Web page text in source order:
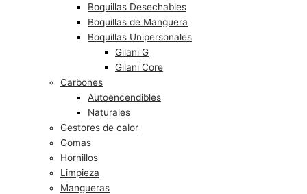
Boquillas Desechables
Boquillas de Manguera
Boquillas Unipersonales
Gilani G
Gilani Core
Carbones
Autoencendibles
Naturales
Gestores de calor
Gomas
Hornillos
Limpieza
Mangueras